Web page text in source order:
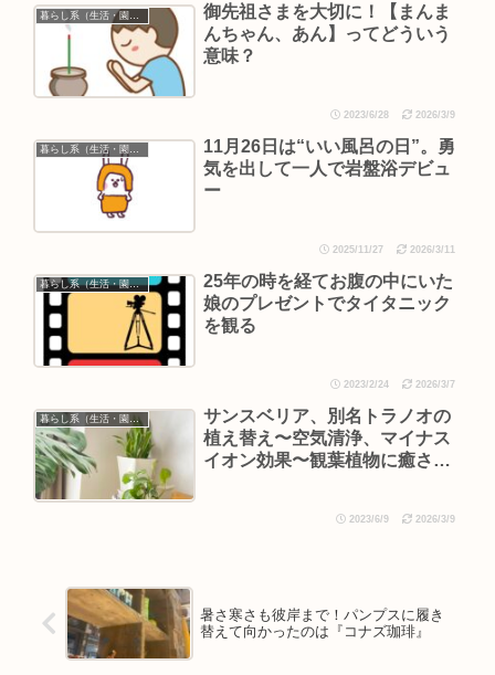
御先祖さまを大切に！【まんま
んちゃん、あん】ってどういう
意味？
2023/6/28 2026/3/9
暮らし系（生活・園芸など）
11月26日は“いい風呂の日”。勇
気を出して一人で岩盤浴デビュ
ー
2025/11/27 2026/3/11
暮らし系（生活・園芸など）
25年の時を経てお腹の中にいた
娘のプレゼントでタイタニック
を観る
2023/2/24 2026/3/7
暮らし系（生活・園芸など）
サンスベリア、別名トラノオの
植え替え〜空気清浄、マイナス
イオン効果〜観葉植物に癒され
2023/6/9 2026/3/9
暑さ寒さも彼岸まで！パンプスに履き
替えて向かったのは『コナズ珈琲』